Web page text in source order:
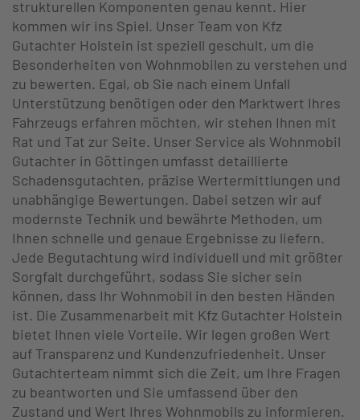
strukturellen Komponenten genau kennt. Hier
kommen wir ins Spiel. Unser Team von Kfz
Gutachter Holstein ist speziell geschult, um die
Besonderheiten von Wohnmobilen zu verstehen und
zu bewerten. Egal, ob Sie nach einem Unfall
Unterstützung benötigen oder den Marktwert Ihres
Fahrzeugs erfahren möchten, wir stehen Ihnen mit
Rat und Tat zur Seite. Unser Service als Wohnmobil
Gutachter in Göttingen umfasst detaillierte
Schadensgutachten, präzise Wertermittlungen und
unabhängige Bewertungen. Dabei setzen wir auf
modernste Technik und bewährte Methoden, um
Ihnen schnelle und genaue Ergebnisse zu liefern.
Jede Begutachtung wird individuell und mit größter
Sorgfalt durchgeführt, sodass Sie sicher sein
können, dass Ihr Wohnmobil in den besten Händen
ist. Die Zusammenarbeit mit Kfz Gutachter Holstein
bietet Ihnen viele Vorteile. Wir legen großen Wert
auf Transparenz und Kundenzufriedenheit. Unser
Gutachterteam nimmt sich die Zeit, um Ihre Fragen
zu beantworten und Sie umfassend über den
Zustand und Wert Ihres Wohnmobils zu informieren.